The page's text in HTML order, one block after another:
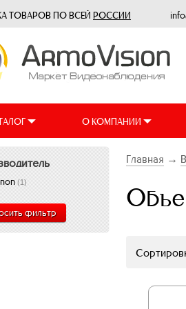
ТОВАРОВ ПО ВСЕЙ РОССИИ
О КОМПАНИИ
(1)
фильтр
Главная →